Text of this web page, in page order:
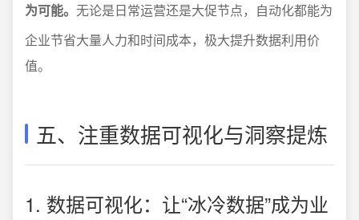
为可能。 无论是日常运营还是大促节点，自动化都能为
企业节省大量人力和时间成本，极大提升数据利用价
值。
五、注重数据可视化与洞察提炼
1. 数据可视化：让“冰冷数据”成为业